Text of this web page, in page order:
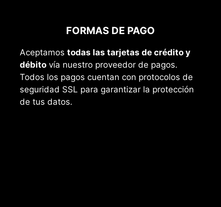
FORMAS DE PAGO
Aceptamos todas las tarjetas de crédito y
débito vía nuestro proveedor de pagos.
Todos los pagos cuentan con protocolos de
seguridad SSL para garantizar la protección
de tus datos.